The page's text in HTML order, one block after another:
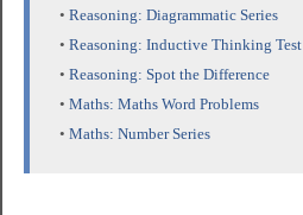
• Reasoning: Diagrammatic Series
• Reasoning: Inductive Thinking Test
• Reasoning: Spot the Difference
• Maths: Maths Word Problems
• Maths: Number Series